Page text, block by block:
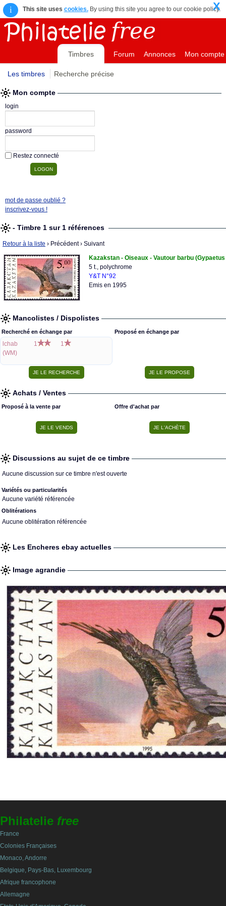
i This site uses cookies.By using this site you agree to our cookie policy.
X
Timbres Forum Annonces Mon compte
Les timbres Recherche précise
Mon compte
login
password
Restez connecté
mot de passe oublié ?
inscrivez-vous !
- Timbre 1 sur 1 références
Retour à la liste › Précédent› Suivant
Kazakstan - Oiseaux - Vautour barbu
5 t., polychrome
Y&T N°92
Emis en 1995
Mancolistes / Dispolistes
Recherché en échange par
lchab
(WM)
1 1
Proposé en échange par
Achats / Ventes
Proposé à la vente par Offre d'achat par
Discussions au sujet de ce timbre
Aucune discussion sur ce timbre n'est ouverte
Variétés ou particularités
Aucune variété référencée
Oblitérations
Aucune oblitération référencée
Les Encheres ebay actuelles
Image agrandie
Philatelie free
France
Colonies Françaises
Monaco, Andorre
Belgique, Pays-Bas, Luxembourg
Afrique francophone
Allemagne